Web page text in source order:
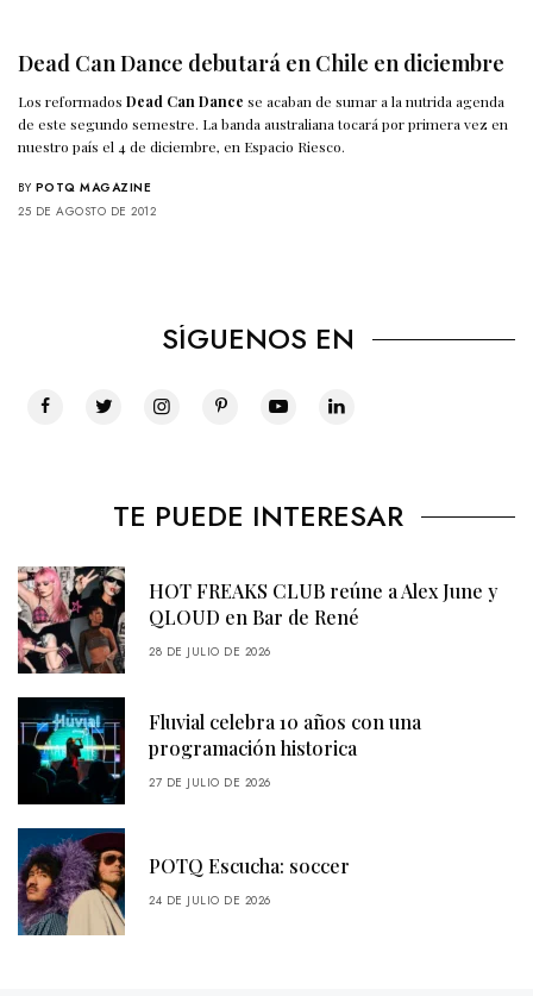
Dead Can Dance debutará en Chile en diciembre
Los reformadosDead Can Dance se acaban de sumar a la nutrida agenda
de este segundo semestre. La banda australiana tocará por primera vez en
nuestro país el 4 de diciembre, en Espacio Riesco.
BY POTQ MAGAZINE
25 DE AGOSTO DE 2012
SÍGUENOS EN
TE PUEDE INTERESAR
HOT FREAKS CLUB reúne a Alex June y
QLOUD en Bar de René
28 DE JULIO DE 2026
Fluvial celebra 10 años con una
programación historica
27 DE JULIO DE 2026
POTQ Escucha: soccer
24 DE JULIO DE 2026